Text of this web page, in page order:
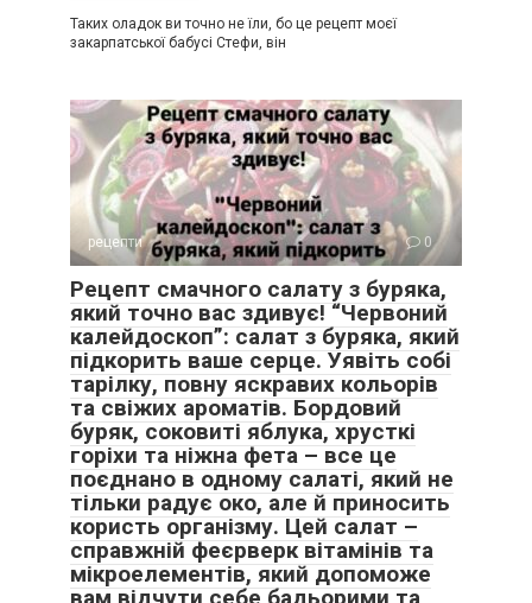
Таких оладок ви точно не їли, бо це рецепт моєї
закарпатської бабусі Стефи, він
рецепти 0
Рецепт смачного салату з буряка,
який точно вас здивує! “Червоний
калейдоскоп”: салат з буряка, який
підкорить ваше серце. Уявіть собі
тарілку, повну яскравих кольорів
та свіжих ароматів. Бордовий
буряк, соковиті яблука, хрусткі
горіхи та ніжна фета – все це
поєднано в одному салаті, який не
тільки радує око, але й приносить
користь організму. Цей салат –
справжній феєрверк вітамінів та
мікроелементів, який допоможе
вам відчути себе бадьорими та